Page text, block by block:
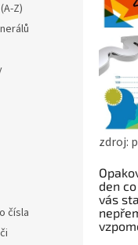
Z)
čísla
zdroj:
den
vás